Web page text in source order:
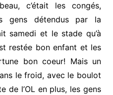
c’était les congés,
gens détendus par la
samedi et le stade qu’à
restée bon enfant et les
bon coeur! Mais un
le froid, avec le boulot
de l’OL en plus, les gens